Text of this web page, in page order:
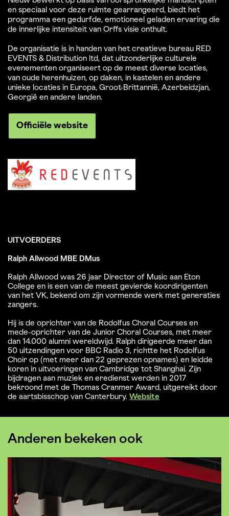
en speciaal voor deze ruimte gearrangeerd, biedt het
programma een gedurfde, emotioneel geladen ervaring die
de innerlijke intensiteit van Orffs visie onthult.
De organisatie is in handen van het creatieve bureau RED
EVENTS & Distribution ltd, dat uitzonderlijke culturele
evenementen organiseert op de meest diverse locaties,
van oude herenhuizen, op daken, in kastelen en andere
unieke locaties in Europa, Groot-Brittannië, Azerbeidzjan,
Georgië en andere landen.
Officiële website
UITVOERDERS
Ralph Allwood MBE DMus
Ralph Allwood was 26 jaar Director of Music aan Eton
College en is een van de meest gevierde koordirigenten
van het VK, bekend om zijn vormende werk met generaties
zangers.
Hij is de oprichter van de Rodolfus Choral Courses en
mede-oprichter van de Junior Choral Courses, met meer
dan 14.000 alumni wereldwijd. Ralph dirigeerde meer dan
50 uitzendingen voor BBC Radio 3, richtte het Rodolfus
Choir op (met meer dan 22 geprezen opnames) en leidde
koren in uitvoeringen van Cambridge tot Shanghai. Zijn
bijdragen aan muziek en eredienst werden in 2017
bekroond met de Thomas Cranmer Award, uitgereikt door
de aartsbisschop van Canterbury. Website
Anderen bekeken ook